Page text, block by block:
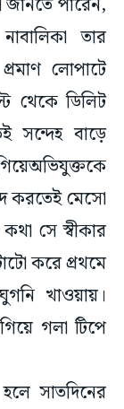
তার
লোপাটে
থেকে ডিলিট
সন্দেহ বাড়ে
করতেই মেসো
সে স্বীকার
করে প্রথমে
খাওয়ায়।
গলা টিপে
সাতদিনের